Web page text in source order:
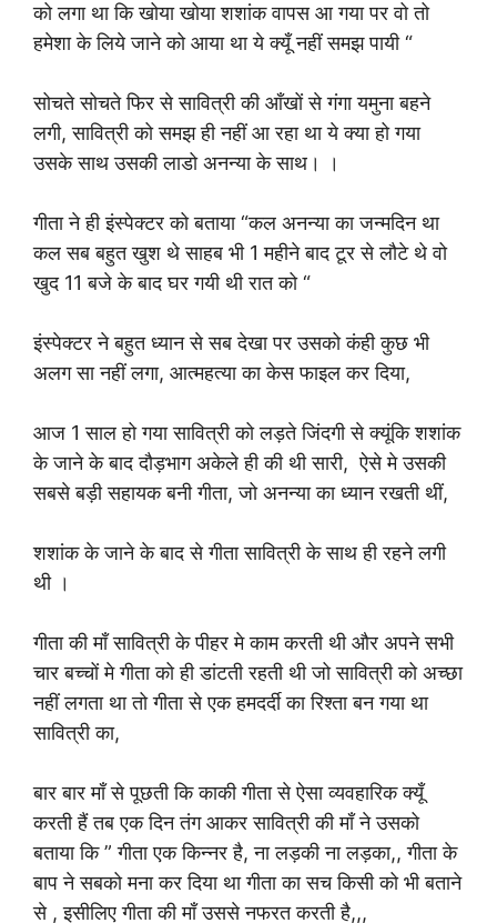
को लगा था कि खोया खोया शशांक वापस आ गया पर वो तो
हमेशा के लिये जाने को आया था ये क्यूँ नहीं समझ पायी “
सोचते सोचते फिर से सावित्री की आँखों से गंगा यमुना बहने
लगी, सावित्री को समझ ही नहीं आ रहा था ये क्या हो गया
उसके साथ उसकी लाडो अनन्या के साथ। ।
गीता ने ही इंस्पेक्टर को बताया “कल अनन्या का जन्मदिन था
कल सब बहुत खुश थे साहब भी 1 महीने बाद टूर से लौटे थे वो
खुद 11 बजे के बाद घर गयी थी रात को “
इंस्पेक्टर ने बहुत ध्यान से सब देखा पर उसको कंही कुछ भी
अलग सा नहीं लगा, आत्महत्या का केस फाइल कर दिया,
आज 1 साल हो गया सावित्री को लड़ते जिंदगी से क्यूंकि शशांक
के जाने के बाद दौड़भाग अकेले ही की थी सारी, ऐसे मे उसकी
सबसे बड़ी सहायक बनी गीता, जो अनन्या का ध्यान रखती थीं,
शशांक के जाने के बाद से गीता सावित्री के साथ ही रहने लगी
थी ।
गीता की माँ सावित्री के पीहर मे काम करती थी और अपने सभी
चार बच्चों मे गीता को ही डांटती रहती थी जो सावित्री को अच्छा
नहीं लगता था तो गीता से एक हमदर्दी का रिश्ता बन गया था
सावित्री का,
बार बार माँ से पूछती कि काकी गीता से ऐसा व्यवहारिक क्यूँ
करती हैं तब एक दिन तंग आकर सावित्री की माँ ने उसको
बताया कि ” गीता एक किन्नर है, ना लड़की ना लड़का,, गीता के
बाप ने सबको मना कर दिया था गीता का सच किसी को भी बताने
से , इसीलिए गीता की माँ उससे नफरत करती है,,,